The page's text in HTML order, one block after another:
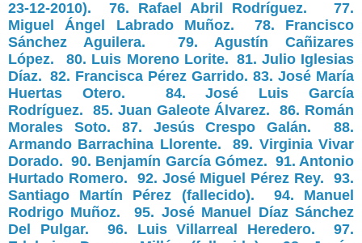
23-12-2010).
76. Rafael Abril Rodríguez.
77.
Miguel Ángel Labrado Muñoz.
78. Francisco
Sánchez Aguilera.
79. Agustín Cañizares
López.
80. Luis Moreno Lorite. 81. Julio Iglesias
Díaz. 82. Francisca Pérez Garrido. 83. José María
Huertas Otero.
84. José Luis García
Rodríguez. 85. Juan Galeote Álvarez.
86. Román
Morales Soto.
87. Jesús Crespo Galán.
88.
Armando Barrachina Llorente.
89. Virginia Vivar
Dorado. 90. Benjamín García Gómez. 91. Antonio
Hurtado Romero. 92. José Miguel Pérez Rey.
93.
Santiago Martín Pérez (fallecido).
94. Manuel
Rodrigo Muñoz.
95. José Manuel Díaz Sánchez
Del Pulgar.
96. Luis Villarreal Heredero.
97.